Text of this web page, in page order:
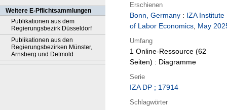
Weitere E-Pflichtsammlungen
Publikationen aus dem
Regierungsbezirk Düsseldorf
Publikationen aus den
Regierungsbezirken Münster,
Arnsberg und Detmold
Erschienen
Bonn, Germany : IZA Institute
of Labor Economics, May
Umfang
1 Online-Ressource (62
Seiten) : Diagramme
Serie
IZA DP ; 17914
Schlagwörter